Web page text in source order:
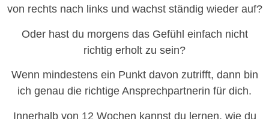
von rechts nach links und wachst ständig wieder auf?
Oder hast du morgens das Gefühl einfach nicht
richtig erholt zu sein?
Wenn mindestens ein Punkt davon zutrifft, dann bin
ich genau die richtige Ansprechpartnerin für dich.
Innerhalb von 12 Wochen kannst du lernen, wie du